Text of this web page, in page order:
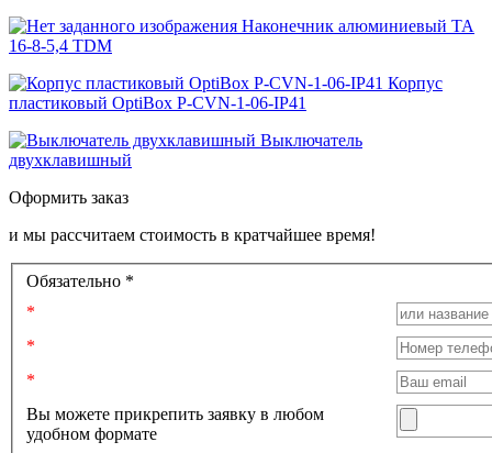
Наконечник алюминиевый ТА
16-8-5,4 TDM
Корпус
пластиковый OptiBox P-CVN-1-06-IP41
Выключатель
двухклавишный
Оформить заказ
и мы рассчитаем стоимость в кратчайшее время!
Обязательно *
Вы можете прикрепить заявку в любом
удобном формате